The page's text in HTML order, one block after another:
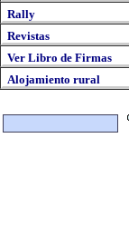
Rally
Revistas
Ver Libro de Firmas
Alojamiento rural